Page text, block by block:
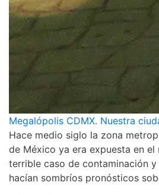
Megalópolis CDMX. Nuestra
Hace medio siglo la zona
de México ya era expuesta en el
terrible caso de contaminación
hacían sombríos pronósticos